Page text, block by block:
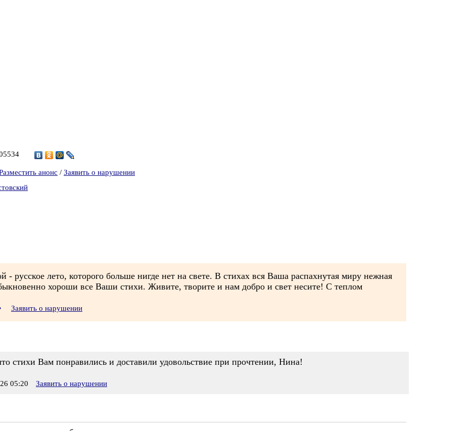
анонс / Заявить о нарушении
русское лето, которого больше нигде нет на свете. В стихах вся Ваша распахнутая миру нежная
хороши все Ваши стихи. Живите, творите и нам добро и свет несите! С теплом
Заявить о нарушении
стихи Вам понравились и доставили удовольствие при прочтении, Нина!
05:20 Заявить о нарушении